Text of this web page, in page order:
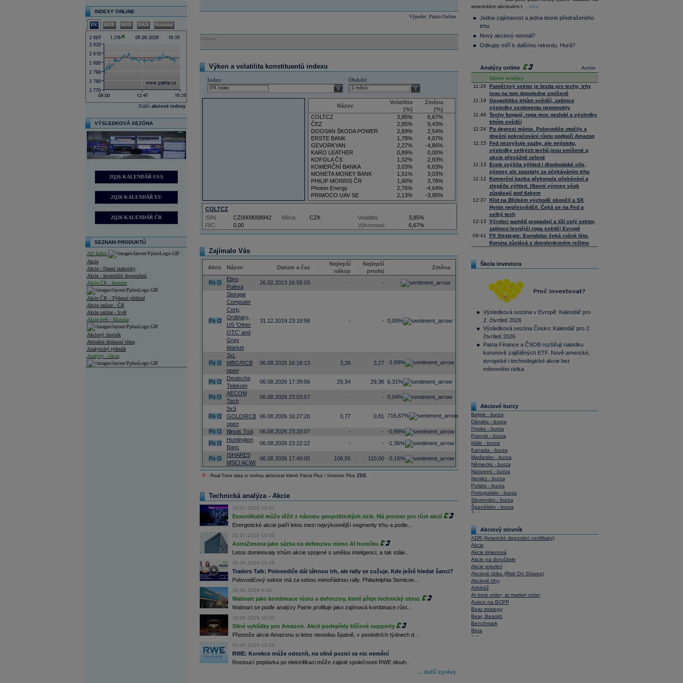
INDEXY ONLINE
PX BUX WIG DAX Nasdaq
Další akciové indexy
VÝSLEDKOVÁ SEZÓNA
2Q26 KALENDÁŘ USA
2Q26 KALENDÁŘ EU
2Q26 KALENDÁŘ ČR
SEZNAM PRODUKTŮ
AD Index
Akcie
Akcie - Denní statistiky
Akcie - Investiční doporučení
Akcie ČR - historie
Akcie ČR - Týdenní přehled
Akcie online - ČR
Akcie online - Svět
Akcie svět - Historie
Akciový slovník
Aktuální diskusní téma
Analytický týdeník
Analýzy - Akcie
Výpočet: Patria Online
Reklama
Výkon a volatilita konstituentů indexu
Index:
select
Období:
select
Název
Volatilita
[%]
Změna
[%]
COLTCZ
3,85%
6,67%
ČEZ
2,85%
9,43%
DOOSAN ŠKODA POWER
2,69%
2,54%
ERSTE BANK
1,78%
4,07%
GEVORKYAN
2,27%
-4,86%
KARO LEATHER
0,89%
0,00%
KOFOLA ČS
1,02%
2,83%
KOMERČNÍ BANKA
3,03%
6,63%
MONETA MONEY BANK
1,51%
3,03%
PHILIP MORRIS ČR
1,60%
3,78%
Photon Energy
2,76%
-4,64%
PRIMOCO UAV SE
2,13%
-3,95%
VIG
3,50%
5,88%
COLTCZ
RIC: 0,00
ISIN: CZ0009008942 Měna: CZK Volatilita:
3,85%
Výkonnost:
6,67%
Zajímalo Vás
Akce Název Datum a čas
Nejlepší
nákup
Nejlepší
prodej
Změna
Po O
Ebro
Puleva
26.02.2013 16:58:03 - - -
Po O
Storage
Computer
Corp,
Ordinary,
US 'Other
OTC' and
Grey
Market
31.12.2019 23:19:58 - - 0,00%
Po O
3xL
MBG/RCB
open
06.08.2026 16:18:13 3,26 3,27 -3,69%
Po O
Deutsche
Telekom
06.08.2026 17:39:56 29,34 29,36 6,31%
Po O
AECOM
Tech
06.08.2026 23:03:57 - - 0,04%
Po O
3xS
GOLD/RCB
open
06.08.2026 16:27:20 0,77 0,81 716,67%
Po O Illinois Tool 06.08.2026 23:20:07 - - -0,88%
Po O
Huntington
Banc
06.08.2026 23:22:22 - - -1,36%
Po O
ISHARES
MSCI ACWI
06.08.2026 17:40:00 106,55 110,00 -0,16%
R - Real-Time data si mohou aktivovat klienti Patria Plus / Investor Plus ZDE.
Technická analýza - Akcie
10.07.2026 10:41
ExxonMobil může těžit z návratu geopolitických rizik. Má prostor pro růst akcií
Energetické akcie patří letos mezi nejvýkonnější segmenty trhu a podle...
02.07.2026 10:55
AstraZeneca jako sázka na defenzivu mimo AI horečku
Letos dominovaly trhům akcie spojené s umělou inteligencí, a tak stále...
30.06.2026 16:39
Traders Talk: Polovodiče dál táhnou trh, ale rally se zužuje. Kde ještě hledat šanci?
Polovodičový sektor má za sebou mimořádnou rally. Philadelphia Semicon...
26.06.2026 6:06
Walmart jako kombinace růstu a defenzivy, které přeje technický obraz
Walmart se podle analýzy Patrie profiluje jako zajímavá kombinace růst...
18.06.2026 10:00
Silné vyhlídky pro Amazon. Akcii podepřely klíčové supporty
Přestože akcie Amazonu si letos nevedou špatně, v posledních týdnech d...
04.06.2026 13:06
RWE: Korekce může odeznít, na silné pozici se nic nemění
Rostoucí poptávka po elektrifikaci může zajistit společnosti RWE dlouh...
… další zprávy
Composite
36 128,57 -0,05
Tecdax
Performance
index
4 000,99
americkém akciovém t
...více
Jedna zajímavost a jedna teorie předraženého
trhu
Nový akciový normál?
Odkupy míří k dalšímu rekordu. Hurá?
Archiv
Analýzy online
Název analýzy
11:26
Paměťový sektor je brzda pro techy, trhy
jsou na tom dopoledne smíšeně
11:19
Geopolitika trhům svědčí, zatímco
výsledky sentimentu nepomohly
11:46
Techy fungují, ropa moc nezlobí a výsledky
trhům svědčí
11:24
Po depresi mánie. Polovodiče otočily a
dnešní pokračování růstu podpoří Amazon
11:15
Fed nezvyšuje sazby, ale nejistotu,
výsledky velkých techů jsou smíšené a
akcie převážně zelené
11:13
Erste zvýšila výhled i dlouhodobé cíle,
výnosy ale zaostaly za očekáváním trhu
11:12
Komerční banka překonala očekávání a
zlepšila výhled. Hlavní výnosy však
zůstávají pod tlakem
12:37
Klid na Blízkém východě skončil a SK
Hynix nepřesvědčil. Čeká se na Fed a
velký tech
12:13
Výrobci pamětí propadají a tíží celý sektor,
zatímco levnější ropa svědčí Evropě
09:41
FX Strategie: Eurodolar čeká rušné léto.
Koruna zůstává v dovolenkovém režimu
Škola investora
Výsledková sezóna v Evropě: Kalendář pro
2. čtvrtletí 2026
Výsledková sezóna Česko: Kalendář pro 2.
čtvrtletí 2026
Patria Finance a ČSOB rozšiřují nabídku
korunově zajištěných ETF. Nově americké,
evropské i technologické akcie bez
měnového rizika
Akciové burzy
Belgie - burza
Dánsko - burza
Finsko - burza
Francie - burza
Itálie - burza
Kanada - burza
Maďarsko - burza
Německo - burza
Nizozemí - burza
Norsko - burza
Polsko - burza
Portugalsko - burza
Slovensko - burza
Španělsko - burza
Švýcarsko - burza
Akciový slovník
ADR (Americké depozitní certifikáty)
Akcie
Akcie kmenová
Akcie na doručitele
Akcie prioritní
Akciové riziko (Risk On Shares)
Akciové trhy
Arbitráž
At best order; at market order
Aukce na BCPP
Bear strategy
Bear, Bearish
Benchmark
Beta
BIC